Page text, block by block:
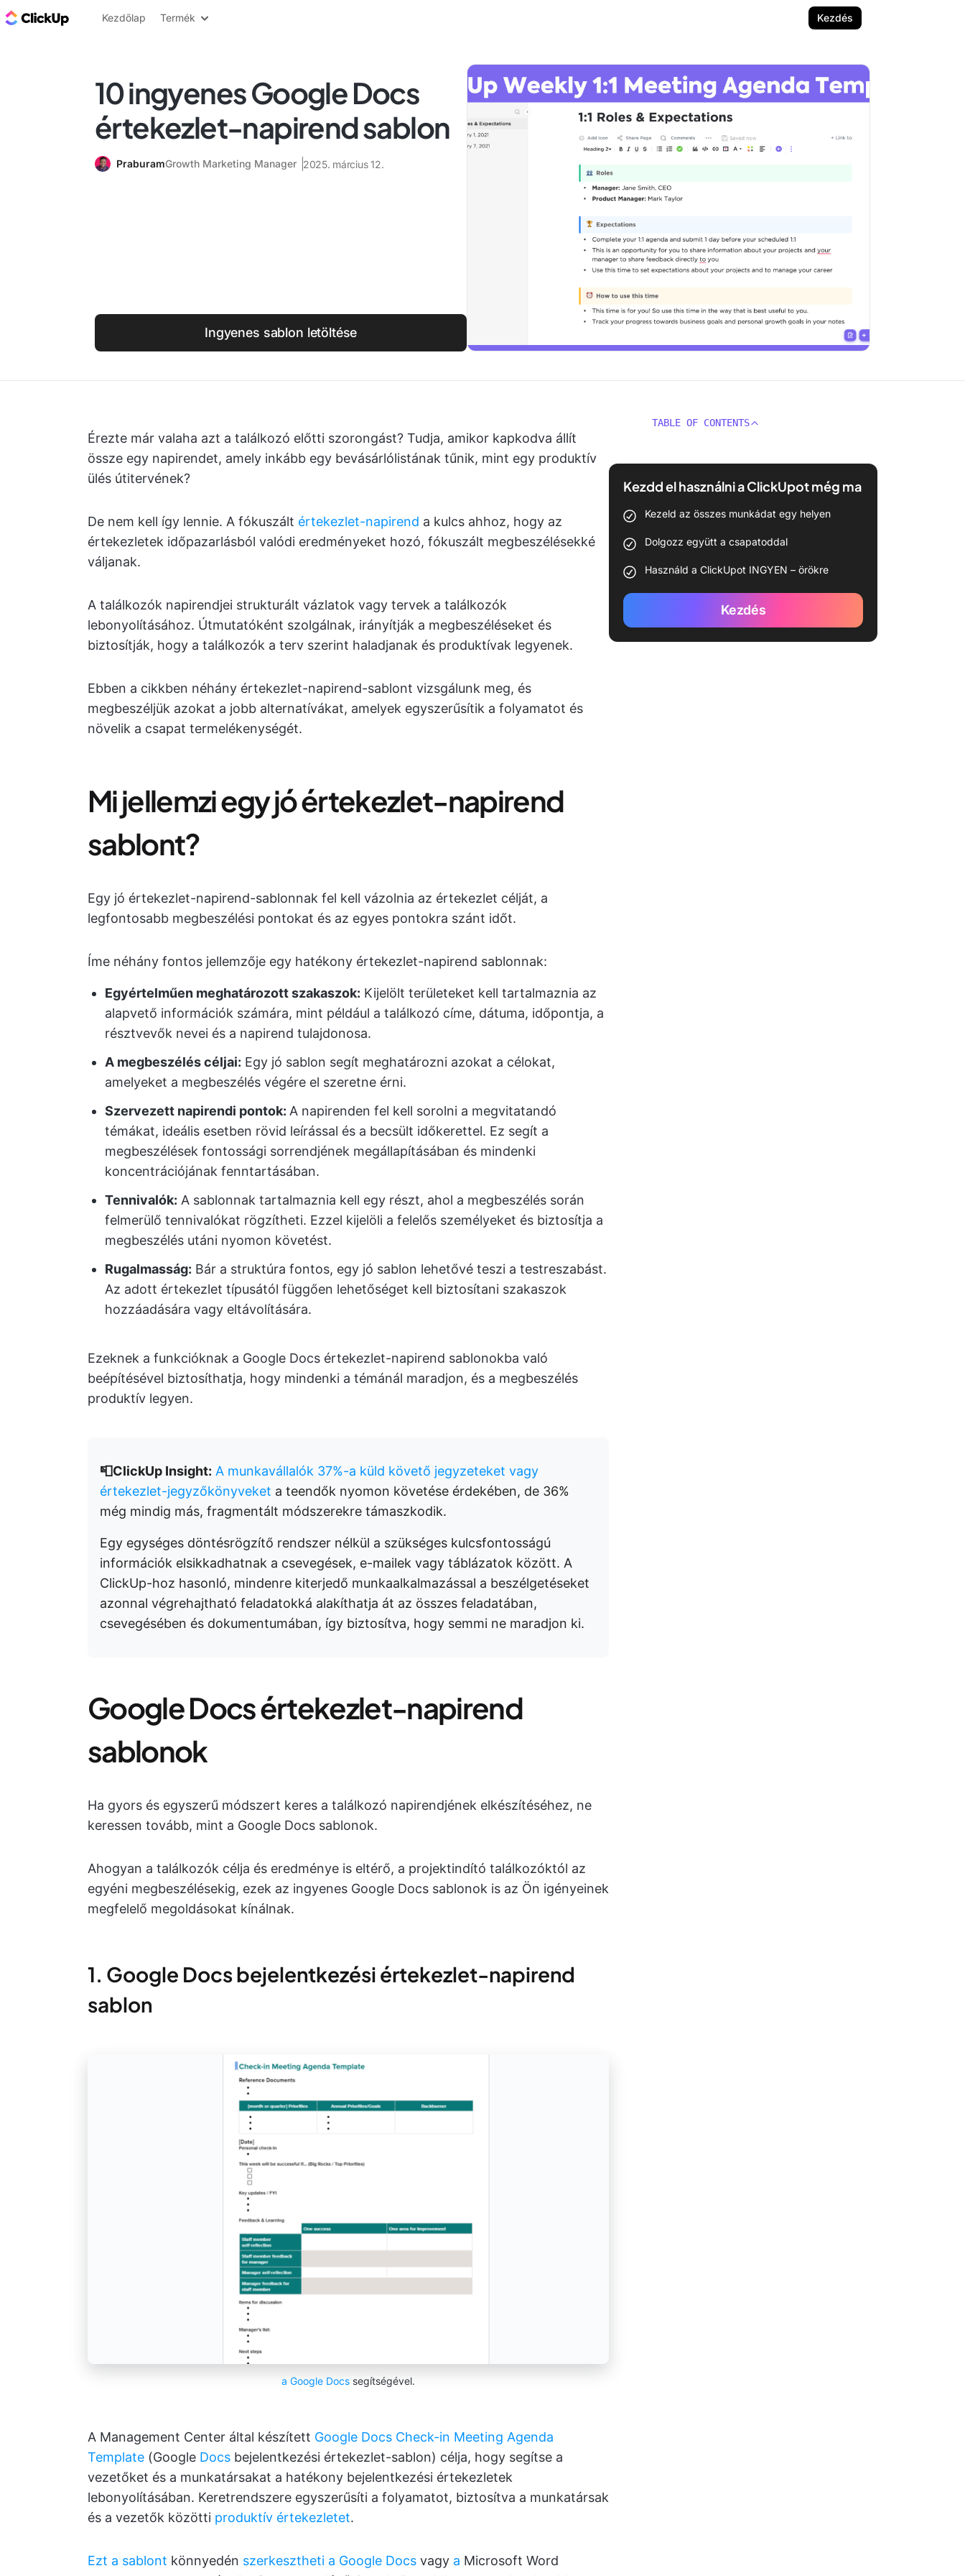
ClickUp blog
Kezdőlap Termék Kezdés
10 ingyenes Google Docs
értekezlet-napirend sablon
PraburamGrowth Marketing Manager 2025. március 12.
Ingyenes sablon letöltése
Érezte már valaha azt a találkozó előtti szorongást? Tudja, amikor kapkodva állít
össze egy napirendet, amely inkább egy bevásárlólistának tűnik, mint egy produktív
ülés útitervének?
De nem kell így lennie. A fókuszált értekezlet-napirend a kulcs ahhoz, hogy az
értekezletek időpazarlásból valódi eredményeket hozó, fókuszált megbeszélésekké
váljanak.
A találkozók napirendjei strukturált vázlatok vagy tervek a találkozók
lebonyolításához. Útmutatóként szolgálnak, irányítják a megbeszéléseket és
biztosítják, hogy a találkozók a terv szerint haladjanak és produktívak legyenek.
Ebben a cikkben néhány értekezlet-napirend-sablont vizsgálunk meg, és
megbeszéljük azokat a jobb alternatívákat, amelyek egyszerűsítik a folyamatot és
növelik a csapat termelékenységét.
Mi jellemzi egy jó értekezlet-napirend
sablont?
Egy jó értekezlet-napirend-sablonnak fel kell vázolnia az értekezlet célját, a
legfontosabb megbeszélési pontokat és az egyes pontokra szánt időt.
Íme néhány fontos jellemzője egy hatékony értekezlet-napirend sablonnak:
Egyértelműen meghatározott szakaszok: Kijelölt területeket kell tartalmaznia az
alapvető információk számára, mint például a találkozó címe, dátuma, időpontja, a
résztvevők nevei és a napirend tulajdonosa.
A megbeszélés céljai: Egy jó sablon segít meghatározni azokat a célokat,
amelyeket a megbeszélés végére el szeretne érni.
Szervezett napirendi pontok: A napirenden fel kell sorolni a megvitatandó
témákat, ideális esetben rövid leírással és a becsült időkerettel. Ez segít a
megbeszélések fontossági sorrendjének megállapításában és mindenki
koncentrációjának fenntartásában.
Tennivalók: A sablonnak tartalmaznia kell egy részt, ahol a megbeszélés során
felmerülő tennivalókat rögzítheti. Ezzel kijelöli a felelős személyeket és biztosítja a
megbeszélés utáni nyomon követést.
Rugalmasság: Bár a struktúra fontos, egy jó sablon lehetővé teszi a testreszabást.
Az adott értekezlet típusától függően lehetőséget kell biztosítani szakaszok
hozzáadására vagy eltávolítására.
Ezeknek a funkcióknak a Google Docs értekezlet-napirend sablonokba való
beépítésével biztosíthatja, hogy mindenki a témánál maradjon, és a megbeszélés
produktív legyen.
📮ClickUp Insight: A munkavállalók 37%-a küld követő jegyzeteket vagy
értekezlet-jegyzőkönyveket a teendők nyomon követése érdekében, de 36%
még mindig más, fragmentált módszerekre támaszkodik.
Egy egységes döntésrögzítő rendszer nélkül a szükséges kulcsfontosságú
információk elsikkadhatnak a csevegések, e-mailek vagy táblázatok között. A
ClickUp-hoz hasonló, mindenre kiterjedő munkaalkalmazással a beszélgetéseket
azonnal végrehajtható feladatokká alakíthatja át az összes feladatában,
csevegésében és dokumentumában, így biztosítva, hogy semmi ne maradjon ki.
Google Docs értekezlet-napirend
sablonok
Ha gyors és egyszerű módszert keres a találkozó napirendjének elkészítéséhez, ne
keressen tovább, mint a Google Docs sablonok.
Ahogyan a találkozók célja és eredménye is eltérő, a projektindító találkozóktól az
egyéni megbeszélésekig, ezek az ingyenes Google Docs sablonok is az Ön igényeinek
megfelelő megoldásokat kínálnak.
1. Google Docs bejelentkezési értekezlet-napirend
sablon
a Google Docs segítségével.
A Management Center által készített Google Docs Check-in Meeting Agenda
Template (Google Docs bejelentkezési értekezlet-sablon) célja, hogy segítse a
vezetőket és a munkatársakat a hatékony bejelentkezési értekezletek
lebonyolításában. Keretrendszere egyszerűsíti a folyamatot, biztosítva a munkatársak
és a vezetők közötti produktív értekezletet.
Ezt a sablont könnyedén szerkesztheti a Google Docs vagy a Microsoft Word
TABLE OF CONTENTS
Kezdd el használni a ClickUpot még ma
Kezeld az összes munkádat egy helyen
Dolgozz együtt a csapatoddal
Használd a ClickUpot INGYEN – örökre
Kezdés